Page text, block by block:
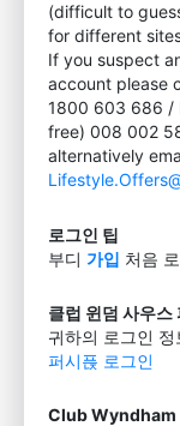
(difficult to
for different
If you suspect
account please
1800 603 686 /
free) 008 002
alternatively
로그인 팁
부디 가입 처음
클럽 윈덤 사우스
귀하의 로그인
퍼시픉 로그인
Club